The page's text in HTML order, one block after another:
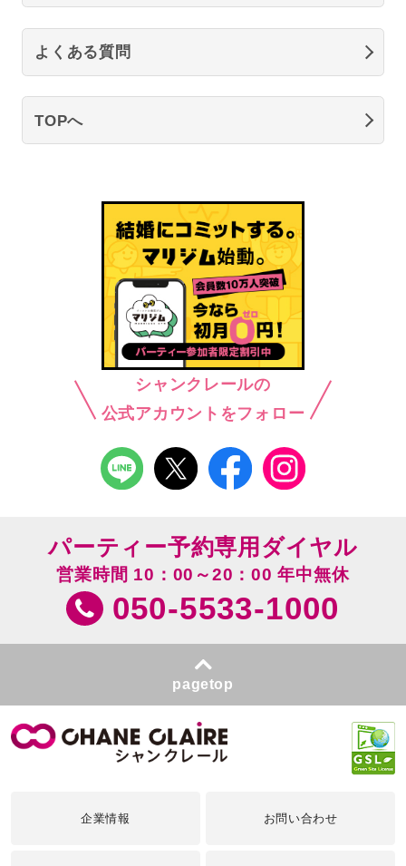
よくある質問
TOPへ
シャンクレールの
公式アカウントをフォロー
パーティー予約専用ダイヤル
営業時間 10：00～20：00 年中無休
050-5533-1000
pagetop
企業情報 お問い合わせ